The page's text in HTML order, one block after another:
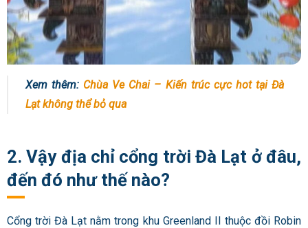
Xem thêm: Chùa Ve Chai – Kiến trúc cực hot tại Đà
Lạt không thể bỏ qua
2. Vậy địa chỉ cổng trời Đà Lạt ở đâu,
đến đó như thế nào?
Cổng trời Đà Lạt nằm trong khu Greenland II thuộc đồi Robin